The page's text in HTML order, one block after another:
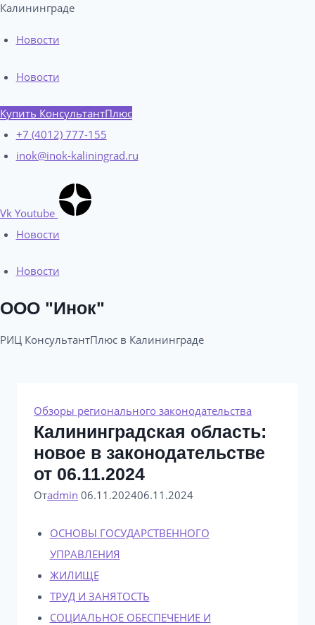
Калининграде​
Новости
Новости
Купить КонсультантПлюс
+7 (4012) 777-155
inok@inok-kaliningrad.ru
Vk Youtube
Новости
Новости
ООО "Инок"
РИЦ КонсультантПлюс в Калининграде​
Обзоры регионального законодательства
Калининградская область:
новое в законодательстве
от 06.11.2024
Отadmin 06.11.202406.11.2024
ОСНОВЫ ГОСУДАРСТВЕННОГО
УПРАВЛЕНИЯ
ЖИЛИЩЕ
ТРУД И ЗАНЯТОСТЬ
СОЦИАЛЬНОЕ ОБЕСПЕЧЕНИЕ И